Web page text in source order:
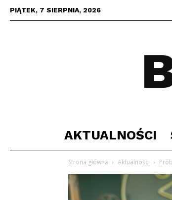
PIĄTEK, 7 SIERPNIA, 2026
AKTUALNOŚCI
Strona główna Aktualności